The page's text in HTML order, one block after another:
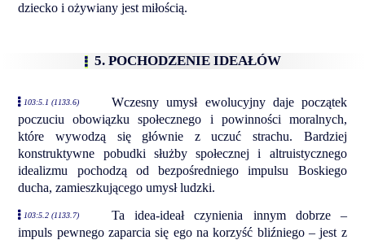
dziecko i ożywiany jest miłością.
5. POCHODZENIE IDEAŁÓW
103:5.1 (1133.6)
Wczesny umysł ewolucyjny daje początek
poczuciu obowiązku społecznego i powinności moralnych,
które wywodzą się głównie z uczuć strachu. Bardziej
konstruktywne pobudki służby społecznej i altruistycznego
idealizmu pochodzą od bezpośredniego impulsu Boskiego
ducha, zamieszkującego umysł ludzki.
103:5.2 (1133.7)
Ta idea-ideał czynienia innym dobrze –
impuls pewnego zaparcia się ego na korzyść bliźniego – jest z